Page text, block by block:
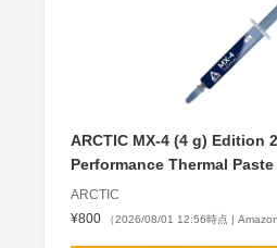
ARCTIC MX-4 (4 g) Edition
Performance Thermal Paste
ARCTIC
¥800
（2026/08/01 12:56時点 | Amazon